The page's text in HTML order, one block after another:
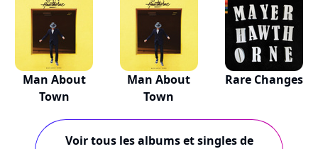
Man About
Town
Man About
Town
Rare Changes
Voir tous les albums et singles de